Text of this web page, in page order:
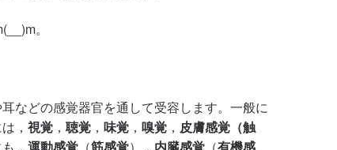
。
などの感覚器官を通して受容します。一般に
， 視覚 ， 聴覚 ， 味覚 ， 嗅覚 ， 皮膚感覚（触
， 運動感覚 （筋感覚）， 内臓感覚 （有機感